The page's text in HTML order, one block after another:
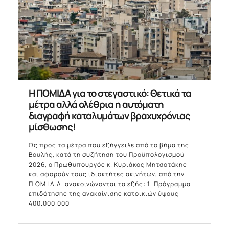
Η ΠΟΜΙΔΑ για το στεγαστικό: Θετικά τα
μέτρα αλλά ολέθρια η αυτόματη
διαγραφή καταλυμάτων βραχυχρόνιας
μίσθωσης!
Ως προς τα μέτρα που εξήγγειλε από το βήμα της
Βουλής, κατά τη συζήτηση του Προϋπολογισμού
2026, ο Πρωθυπουργός κ. Κυριάκος Μητσοτάκης
και αφορούν τους ιδιοκτήτες ακινήτων, από την
Π.ΟΜ.ΙΔ.Α. ανακοινώνονται τα εξής: 1. Πρόγραμμα
επιδότησης της ανακαίνισης κατοικιών ύψους
400.000.000